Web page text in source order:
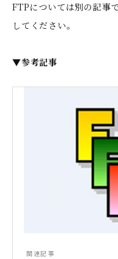
FTPについては別の記事
してください。
▼参考記事
関連記事